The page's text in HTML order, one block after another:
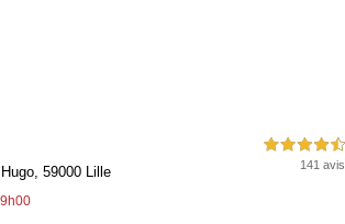
59000 Lille
4,5 étoiles sur 5
141 avis